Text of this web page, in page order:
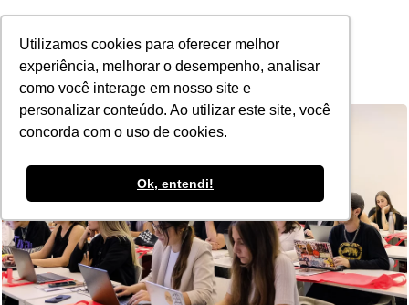
Utilizamos cookies para oferecer melhor
experiência, melhorar o desempenho, analisar
como você interage em nosso site e
personalizar conteúdo. Ao utilizar este site, você
concorda com o uso de cookies.
Ok, entendi!
POR